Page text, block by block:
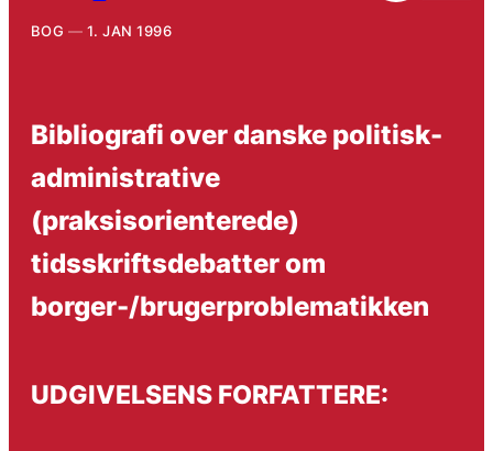
BOG 1. JAN 1996
Bibliografi over danske politisk-
administrative
(praksisorienterede)
tidsskriftsdebatter om
borger-/brugerproblematikken
UDGIVELSENS FORFATTERE: